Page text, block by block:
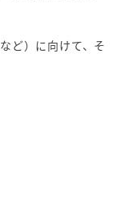
ど）に向けて、そ